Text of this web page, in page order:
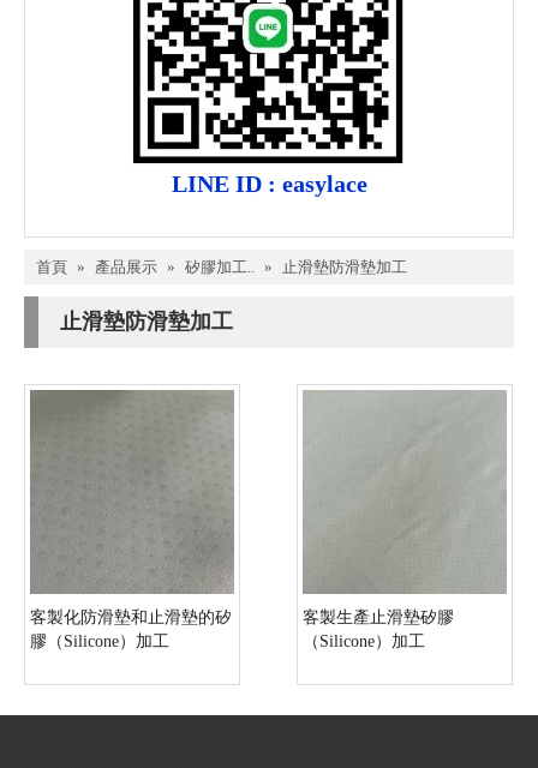
LINE ID : easylace
首頁 » 產品展示 » 矽膠加工.. » 止滑墊防滑墊加工
止滑墊防滑墊加工
客製化防滑墊和止滑墊的矽
膠（Silicone）加工
客製生產止滑墊矽膠
（Silicone）加工